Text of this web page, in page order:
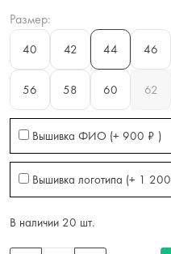
Размер:
40
42 44 46
56 58 60 62
Вышивка ФИО (+ 900 ₽ )
Вышивка логотипа (+ 1 200
В наличии 20 шт.